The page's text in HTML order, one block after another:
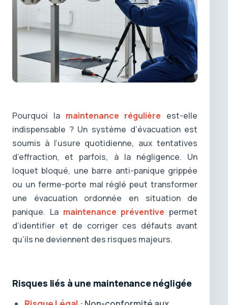
Pourquoi la maintenance régulière est-elle
indispensable ? Un système d’évacuation est
soumis à l’usure quotidienne, aux tentatives
d’effraction, et parfois, à la négligence. Un
loquet bloqué, une barre anti-panique grippée
ou un ferme-porte mal réglé peut transformer
une évacuation ordonnée en situation de
panique. La maintenance préventive permet
d’identifier et de corriger ces défauts avant
qu’ils ne deviennent des risques majeurs.
Risques liés à une maintenance négligée